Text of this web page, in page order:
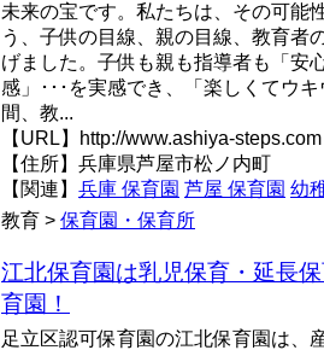
未来の宝です。私たちは、その可能
う、子供の目線、親の目線、教育者
げました。子供も親も指導者も「安
感」･･･を実感でき、「楽しくてウ
間、教...
【URL】http://www.ashiya-steps.com
【住所】兵庫県芦屋市松ノ内町
【関連】 兵庫 保育園 芦屋 保育園 幼
教育 > 保育園・保育所
江北保育園は乳児保育・延長
育園！
足立区認可保育園の江北保育園は、